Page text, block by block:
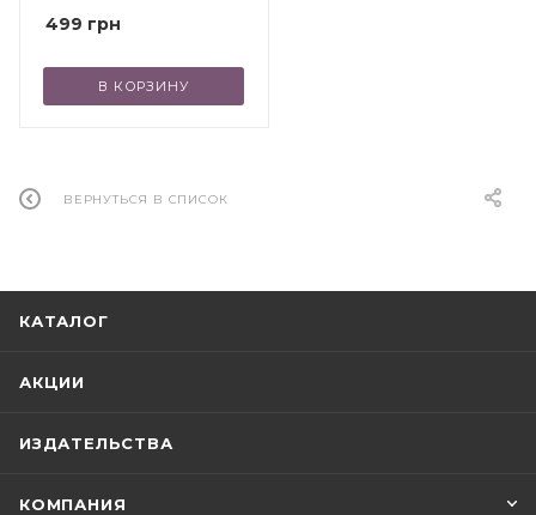
499 грн
В КОРЗИНУ
ВЕРНУТЬСЯ В СПИСОК
КАТАЛОГ
АКЦИИ
ИЗДАТЕЛЬСТВА
КОМПАНИЯ